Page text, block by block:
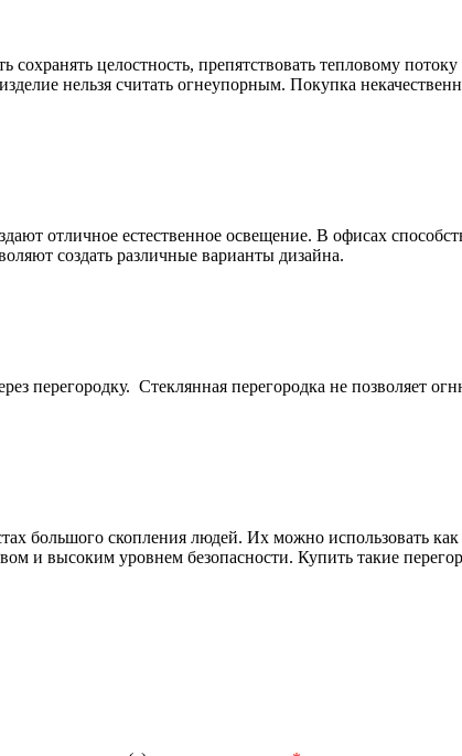
целостность, препятствовать тепловому
нельзя считать огнеупорным. Покупка
отличное естественное освещение. В офисах
создать различные варианты дизайна.
перегородку. Стеклянная перегородка не позволяет
большого скопления людей. Их можно использовать
и высоким уровнем безопасности. Купить такие